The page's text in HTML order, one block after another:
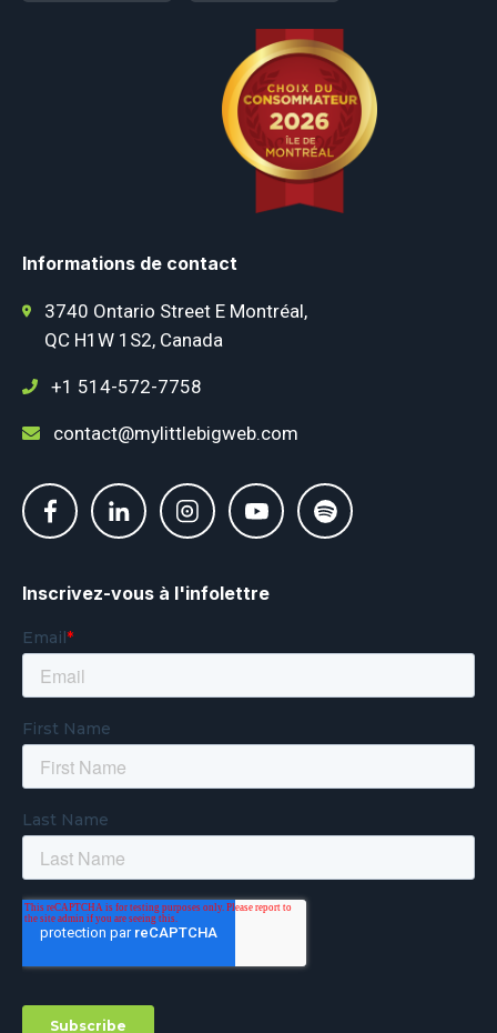
Informations de contact
3740 Ontario Street E Montréal,
QC H1W 1S2, Canada
+1 514-572-7758
contact@mylittlebigweb.com
Inscrivez-vous à l'infolettre